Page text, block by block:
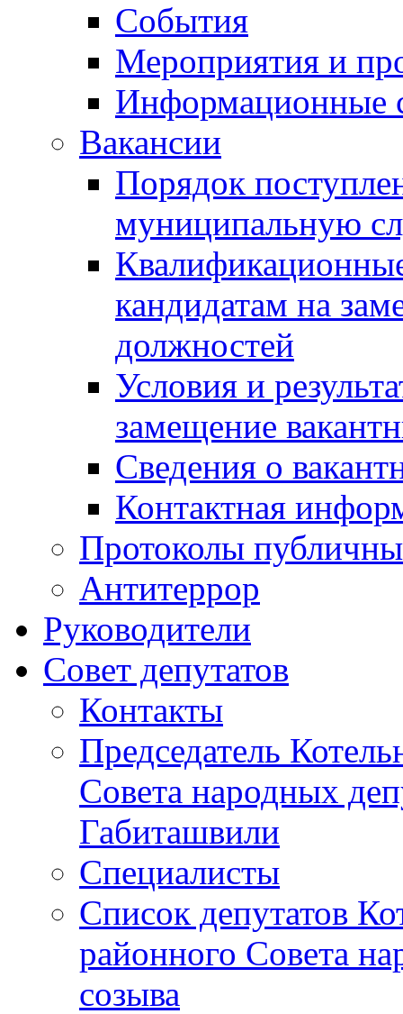
События
Мероприятия и
Информационные
Вакансии
Порядок
муниципальную
кандидатам на
должностей
Условия и
замещение
Сведения о
Контактная
Протоколы
Антитеррор
Руководители
Совет депутатов
Контакты
Председатель
Совета народных
Габиташвили
Специалисты
Список депутатов
районного Совета
созыва